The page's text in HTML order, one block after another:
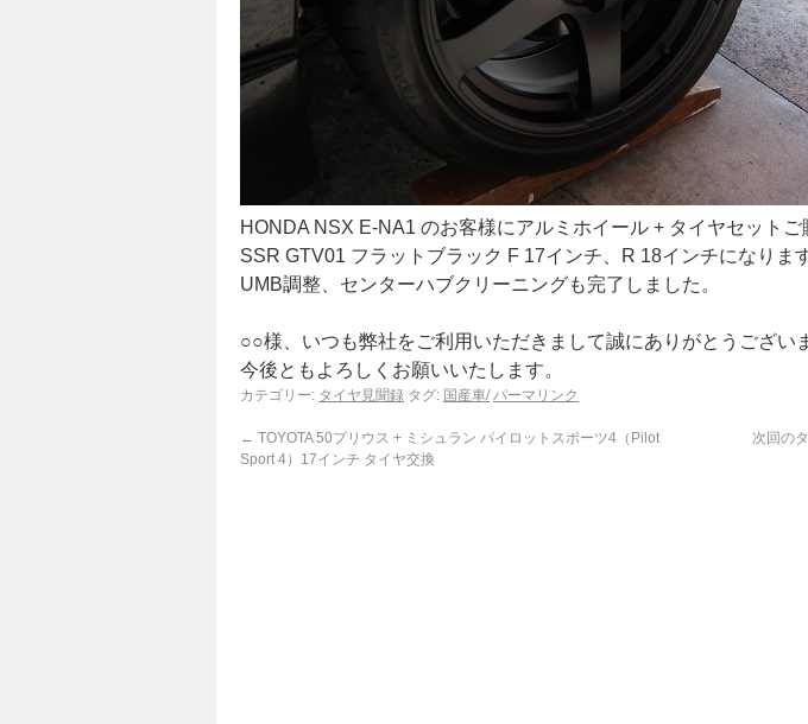
HONDA NSX E-NA1 のお客様にアルミホイール + タイヤセットご
SSR GTV01 フラットブラック F 17インチ、R 18インチになります
UMB調整、センターハブクリーニングも完了しました。
○○様、いつも弊社をご利用いただきまして誠にありがとうござい
今後ともよろしくお願いいたします。
カテゴリー: タイヤ見聞録 タグ: 国産車/ パーマリンク
← TOYOTA 50プリウス + ミシュラン パイロットスポーツ4（Pilot
Sport 4）17インチ タイヤ交換
次回の